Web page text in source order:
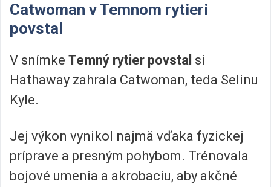
Catwoman v Temnom rytieri
povstal
V snímke Temný rytier povstal si
Hathaway zahrala Catwoman, teda Selinu
Kyle.
Jej výkon vynikol najmä vďaka fyzickej
príprave a presným pohybom. Trénovala
bojové umenia a akrobaciu, aby akčné